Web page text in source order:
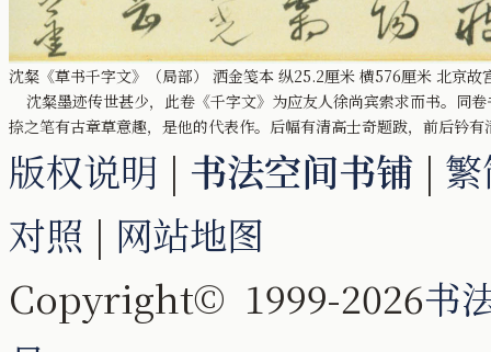
沈粲《草书千字文》（局部） 洒金笺本 纵25.2厘米 横576厘米 北京故
沈粲墨迹传世甚少，此卷《千字文》为应友人徐尚宾索求而书。同
捺之笔有古章草意趣，是他的代表作。后幅有清高士奇题跋，前后钤
版权说明 | 书法空间书铺 |
对照 | 网站地图
Copyright© 1999-2026书